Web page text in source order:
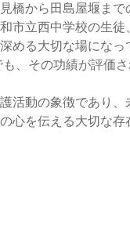
橋から田島屋堰ま
市立西中学校の生
める大切な場にな
、その功績が評価さ
活動の象徴であり
心を伝える大切な